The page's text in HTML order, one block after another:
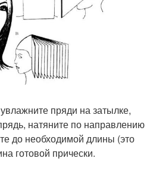
пряди на затылке,
натяните по направлению
до необходимой длины (это
готовой прически.